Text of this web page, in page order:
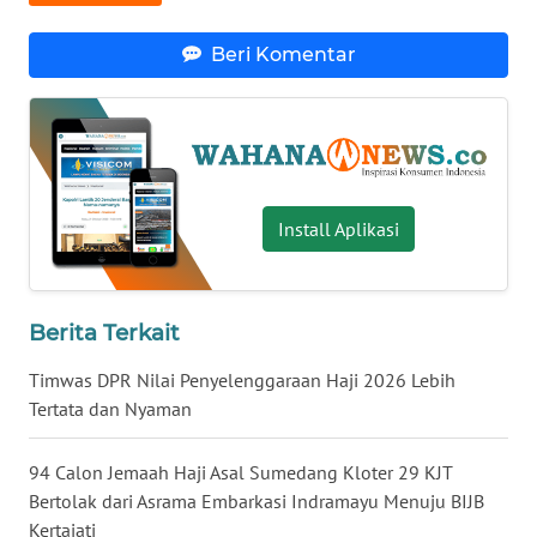
Beri Komentar
Install Aplikasi
Berita Terkait
Timwas DPR Nilai Penyelenggaraan Haji 2026 Lebih
Tertata dan Nyaman
94 Calon Jemaah Haji Asal Sumedang Kloter 29 KJT
Bertolak dari Asrama Embarkasi Indramayu Menuju BIJB
Kertajati
WN
WN
SUMBAR
WN
SUMSEL
BENGKULU
WN
LAMPUNG
WN
JATENG